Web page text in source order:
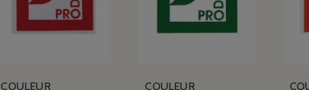
COULEUR
COULEUR